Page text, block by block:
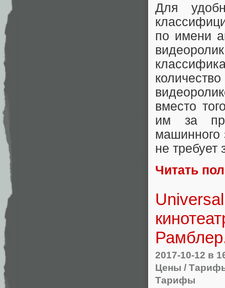
Для
по имени
вместо
им за
машинного
не требует
Читать
2017-10-12 в
Цены /
Тарифы